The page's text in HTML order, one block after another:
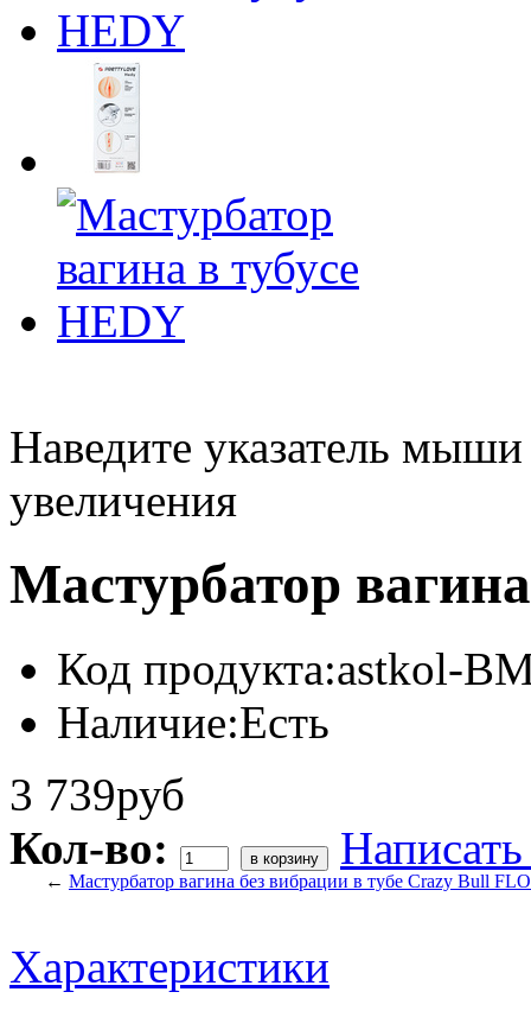
Наведите указатель
увеличения
Мастурбатор
Код продукта:astkol-
Наличие:Есть
3 739руб
Кол-во:
← Мастурбатор вагина без вибрации в тубе Crazy Bull
Характеристики